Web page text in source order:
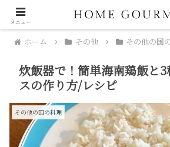
ホーム その他 その他の国
炊飯器で！簡単海南鶏飯と
スの作り方/レシピ
その他の国の料理
メニュー